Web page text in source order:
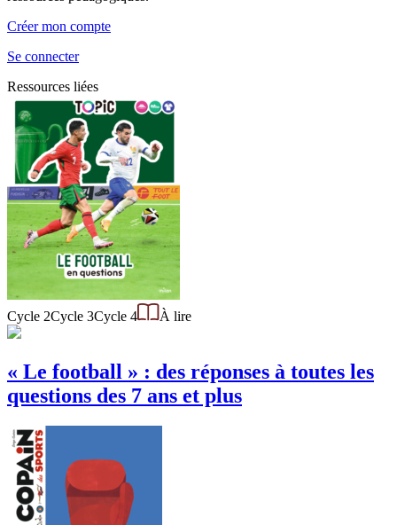
Créer mon compte
Se connecter
Ressources liées
Cycle 2Cycle 3Cycle 4 À lire
« Le football » : des réponses à toutes les
questions des 7 ans et plus